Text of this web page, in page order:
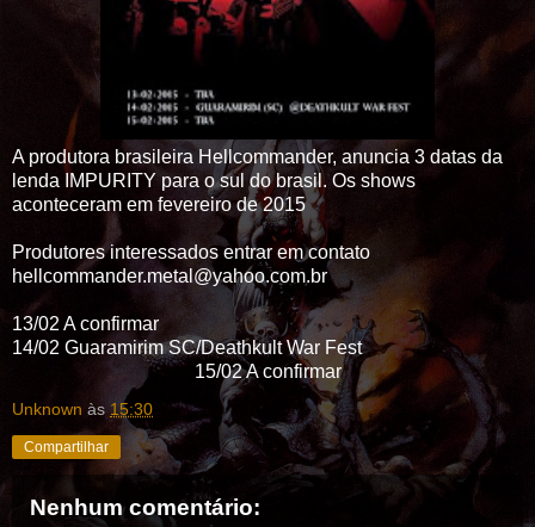
A produtora brasileira Hellcommander, anuncia 3 datas da
lenda IMPURITY para o sul do brasil. Os shows
aconteceram em fevereiro de 2015
Produtores interessados entrar em contato
hellcommander.metal@yahoo.com.br
13/02 A confirmar
14/02 Guaramirim SC/Deathkult War Fest
15/02 A confirmar
Unknown às 15:30
Compartilhar
Nenhum comentário: